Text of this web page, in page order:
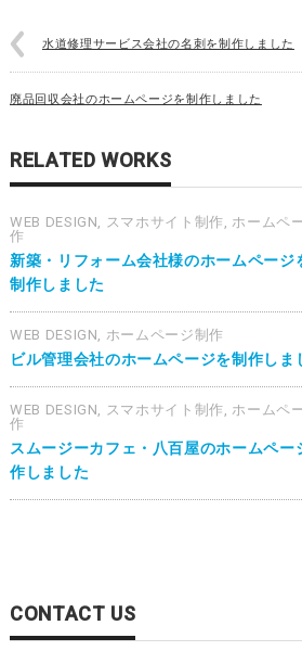
水道修理サービス会社の名刺を制作しました
廃品回収会社のホームページを制作しました
RELATED WORKS
WEB DESIGN スマホサイト制作 ホームペ
作
新築・リフォーム会社様のホームページ
制作しました
WEB DESIGN ホームページ制作
ビル管理会社のホームページを制作しま
WEB DESIGN スマホサイト制作 ホームペ
作
スムージーカフェ・八百屋のホームペー
作しました
CONTACT US